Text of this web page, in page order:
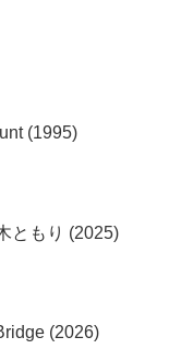
(1995)
ともり (2025)
(2026)